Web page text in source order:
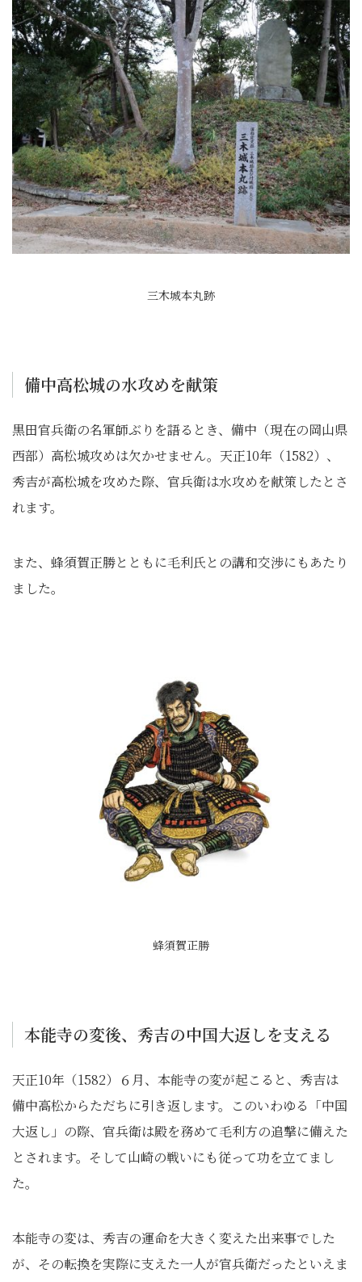
三木城本丸跡
備中高松城の水攻めを献策
黒田官兵衛の名軍師ぶりを語るとき、備中（現在の岡山県
西部）高松城攻めは欠かせません。天正10年（1582）、
秀吉が高松城を攻めた際、官兵衛は水攻めを献策したとさ
れます。
また、蜂須賀正勝とともに毛利氏との講和交渉にもあたり
ました。
蜂須賀正勝
本能寺の変後、秀吉の中国大返しを支える
天正10年（1582）６月、本能寺の変が起こると、秀吉は
備中高松からただちに引き返します。このいわゆる「中国
大返し」の際、官兵衛は殿を務めて毛利方の追撃に備えた
とされます。そして山崎の戦いにも従って功を立てまし
た。
本能寺の変は、秀吉の運命を大きく変えた出来事でした
が、その転換を実際に支えた一人が官兵衛だったといえま